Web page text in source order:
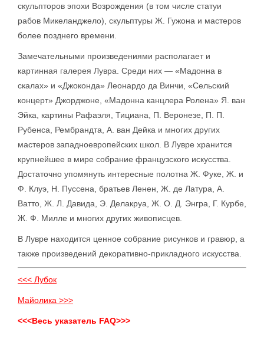
скульпторов эпохи Возрождения (в том числе статуи
рабов Микеланджело), скульптуры Ж. Гужона и мастеров
более позднего времени.
Замечательными произведениями располагает и
картинная галерея Лувра. Среди них — «Мадонна в
скалах» и «Джоконда» Леонардо да Винчи, «Сельский
концерт» Джорджоне, «Мадонна канцлера Ролена» Я. ван
Эйка, картины Рафаэля, Тициана, П. Веронезе, П. П.
Рубенса, Рембрандта, А. ван Дейка и многих других
мастеров западноевропейских школ. В Лувре хранится
крупнейшее в мире собрание французского искусства.
Достаточно упомянуть интересные полотна Ж. Фуке, Ж. и
Ф. Клуэ, Н. Пуссена, братьев Ленен, Ж. де Латура, А.
Ватто, Ж. Л. Давида, Э. Делакруа, Ж. О. Д. Энгра, Г. Курбе,
Ж. Ф. Милле и многих других живописцев.
В Лувре находится ценное собрание рисунков и гравюр, а
также произведений декоративно-прикладного искусства.
<<< Лубок
Майолика >>>
<<<Весь указатель FAQ>>>